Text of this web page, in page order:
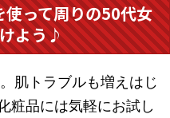
って周りの50代女
よう♪
肌トラブルも増えはじ
粧品には気軽にお試し